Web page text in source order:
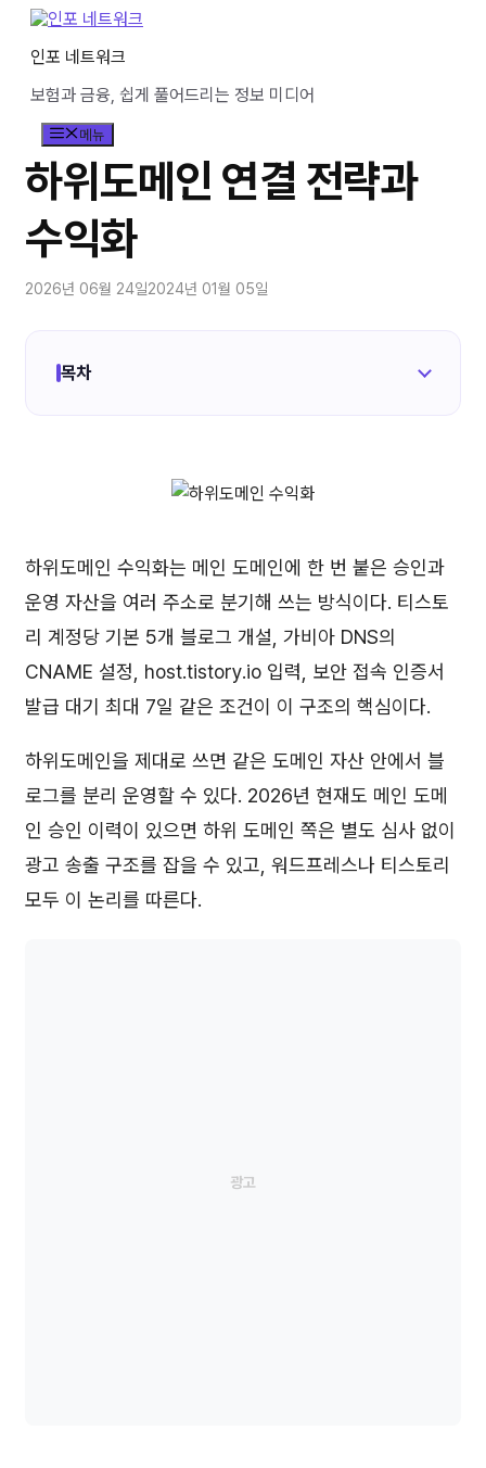
인포 네트워크
보험과 금융, 쉽게 풀어드리는 정보 미디어
메뉴
하위도메인 연결 전략과
수익화
2026년 06월 24일2024년 01월 05일
목차
하위도메인 수익화는 메인 도메인에 한 번 붙은 승인과
운영 자산을 여러 주소로 분기해 쓰는 방식이다. 티스토
리 계정당 기본 5개 블로그 개설, 가비아 DNS의
CNAME 설정, host.tistory.io 입력, 보안 접속 인증서
발급 대기 최대 7일 같은 조건이 이 구조의 핵심이다.
하위도메인을 제대로 쓰면 같은 도메인 자산 안에서 블
로그를 분리 운영할 수 있다. 2026년 현재도 메인 도메
인 승인 이력이 있으면 하위 도메인 쪽은 별도 심사 없이
광고 송출 구조를 잡을 수 있고, 워드프레스나 티스토리
모두 이 논리를 따른다.